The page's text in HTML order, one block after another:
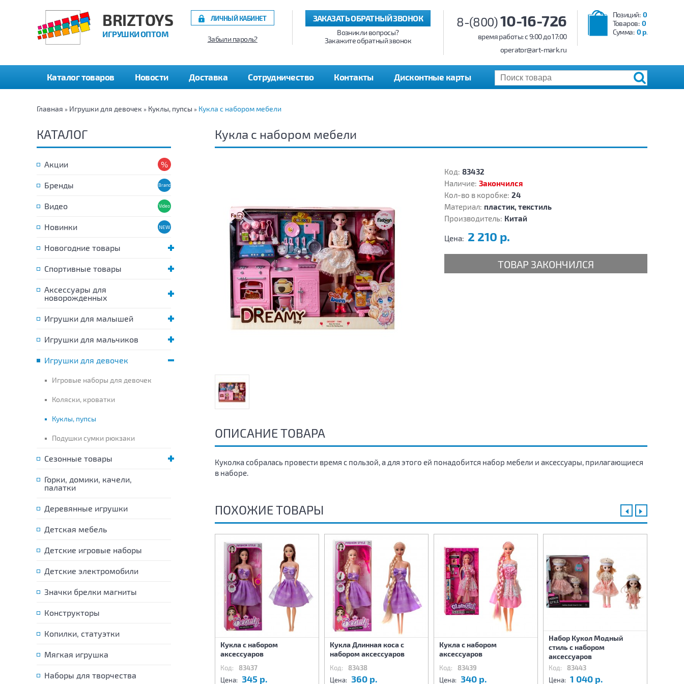
BRIZTOYS
ИГРУШКИ ОПТОМ
Позиций: 0
Товаров: 0
Сумма: 0 р.
8-(800)10-16-726
время работы: c 9:00 до 17:00
operator@art-mark.ru
ЗАКАЗАТЬ ОБРАТНЫЙ ЗВОНОК
Возникли вопросы?
Закажите обратный звонок
ЛИЧНЫЙ КАБИНЕТ
Забыли пароль?
Каталог товаров Новости Доставка Сотрудничество Контакты Дисконтные карты
Главная » Игрушки для девочек » Куклы, пупсы » Кукла с набором мебели
КАТАЛОГ
Акции
Бренды
Видео
Новинки
Новогодние товары
Спортивные товары
Аксессуары для
новорожденных
Игрушки для малышей
Игрушки для мальчиков
Игрушки для девочек
Игровые наборы для девочек
Коляски, кроватки
Куклы, пупсы
Подушки сумки рюкзаки
Сезонные товары
Горки, домики, качели,
палатки
Деревянные игрушки
Детская мебель
Детские игровые наборы
Детские электромобили
Значки брелки магниты
Конструкторы
Копилки, статуэтки
Мягкая игрушка
Наборы для творчества
Кукла с набором мебели
Код: 83432
Наличие: Закончился
Кол-во в коробке: 24
Материал: пластик, текстиль
Производитель: Китай
Цена: 2 210 р.
ТОВАР ЗАКОНЧИЛСЯ
ОПИСАНИЕ ТОВАРА
Куколка собралась провести время с пользой, а для этого ей понадобится набор мебели и аксессуары, прилагающиеся
в наборе.
ПОХОЖИЕ ТОВАРЫ
аксессуаров
795 р. Цена: 930 р.
Кукла с набором
аксессуаров
Код: 83437
Цена: 345 р.
Кукла Длинная коса с
набором аксессуаров
Код: 83438
Цена: 360 р.
Кукла с набором
аксессуаров
Код: 83439
Цена: 340 р.
Набор Кукол Модный
стиль с набором
аксессуаров
Код: 83443
Цена: 1 040 р.